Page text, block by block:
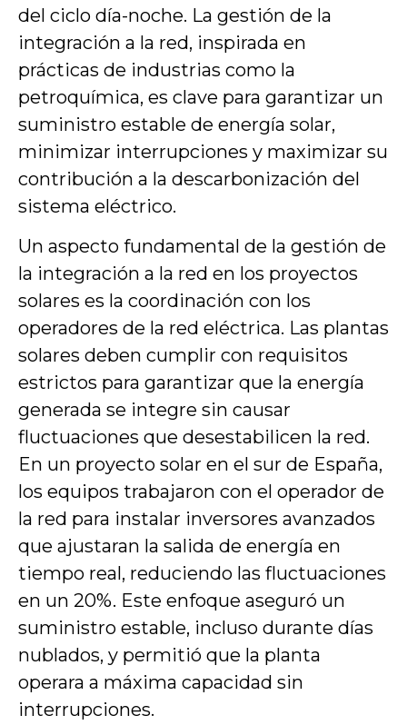
del ciclo día-noche. La gestión de la
integración a la red, inspirada en
prácticas de industrias como la
petroquímica, es clave para garantizar un
suministro estable de energía solar,
minimizar interrupciones y maximizar su
contribución a la descarbonización del
sistema eléctrico.
Un aspecto fundamental de la gestión de
la integración a la red en los proyectos
solares es la coordinación con los
operadores de la red eléctrica. Las plantas
solares deben cumplir con requisitos
estrictos para garantizar que la energía
generada se integre sin causar
fluctuaciones que desestabilicen la red.
En un proyecto solar en el sur de España,
los equipos trabajaron con el operador de
la red para instalar inversores avanzados
que ajustaran la salida de energía en
tiempo real, reduciendo las fluctuaciones
en un 20%. Este enfoque aseguró un
suministro estable, incluso durante días
nublados, y permitió que la planta
operara a máxima capacidad sin
interrupciones.